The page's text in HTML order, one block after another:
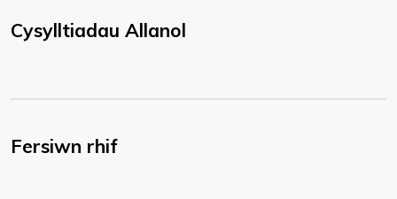
Cysylltiadau Allanol
Fersiwn rhif